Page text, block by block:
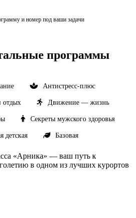
и номер под ваши задачи
программы
Антистресс-плюс
отдых Движение — жизнь
Секреты мужского здоровья
детская Базовая
«Арника» — ваш путь к
в одном из лучших курортов